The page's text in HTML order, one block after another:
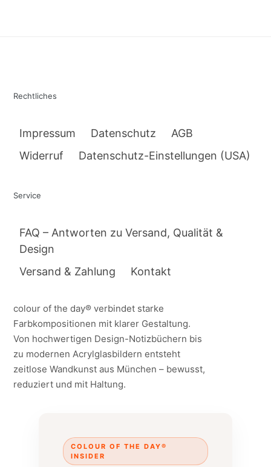
Rechtliches
Impressum Datenschutz
AGB
Widerruf
Datenschutz-Einstellungen (USA)
Service
FAQ – Antworten zu Versand, Qualität &
Design
Versand & Zahlung
Kontakt
colour of the day® verbindet starke
Farbkompositionen mit klarer Gestaltung.
Von hochwertigen Design-Notizbüchern bis
zu modernen Acrylglasbildern entsteht
zeitlose Wandkunst aus München – bewusst,
reduziert und mit Haltung.
COLOUR OF THE DAY®
INSIDER